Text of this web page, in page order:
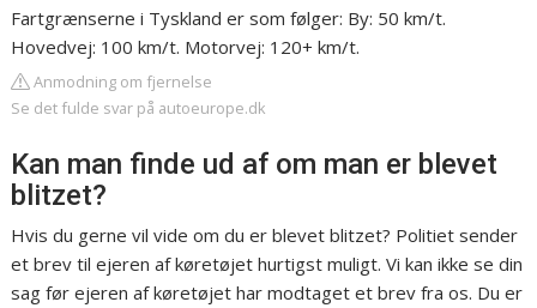
Fartgrænserne i Tyskland er som følger: By: 50 km/t.
Hovedvej: 100 km/t. Motorvej: 120+ km/t.
Anmodning om fjernelse
Se det fulde svar på autoeurope.dk
Kan man finde ud af om man er blevet
blitzet?
Hvis du gerne vil vide om du er blevet blitzet? Politiet sender
et brev til ejeren af køretøjet hurtigst muligt. Vi kan ikke se din
sag før ejeren af køretøjet har modtaget et brev fra os. Du er